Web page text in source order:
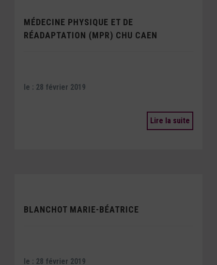
MÉDECINE PHYSIQUE ET DE
RÉADAPTATION (MPR) CHU CAEN
le : 28 février 2019
Lire la suite
BLANCHOT MARIE-BÉATRICE
le : 28 février 2019